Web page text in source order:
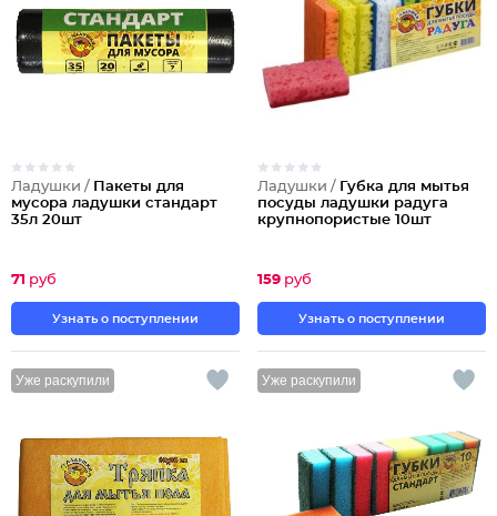
Ладушки / Пакеты для
мусора ладушки стандарт
35л 20шт
71 руб
Узнать о поступлении
Ладушки / Губка для мытья
посуды ладушки радуга
крупнопористые 10шт
159 руб
Узнать о поступлении
Уже раскупили Уже раскупили